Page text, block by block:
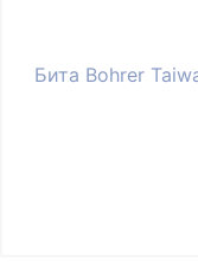
Бита Bohrer